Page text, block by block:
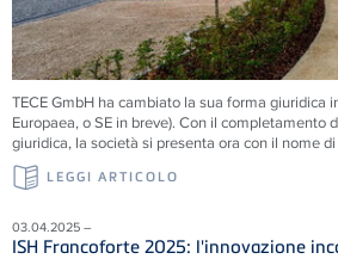
TECEGmbH ha cambiato la sua forma giuridica
Europaea, o SE in breve). Con il completamento
giuridica, la società si presenta ora con il nome di
LEGGI ARTICOLO
03.04.2025 –
ISH Francoforte 2025: l'innovazione